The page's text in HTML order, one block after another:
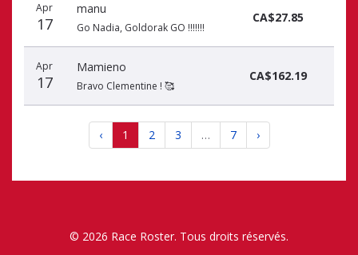
Apr
17
manu
Go Nadia, Goldorak GO !!!!!!!
CA$27.85
Apr
17
Mamieno
Bravo Clementine ! 🥰
CA$162.19
‹ 1 2 3 … 7 ›
© 2026 Race Roster. Tous droits réservés.